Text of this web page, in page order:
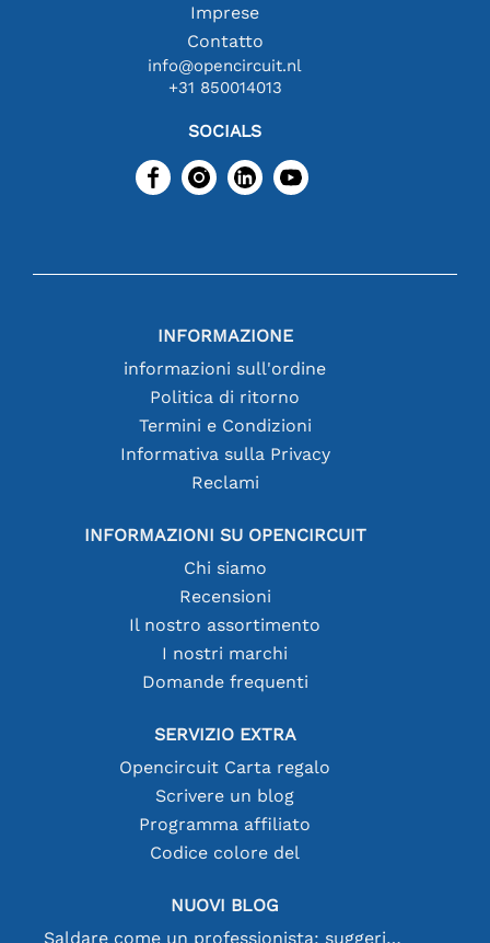
Imprese
Contatto
info@opencircuit.nl
+31 850014013
SOCIALS
INFORMAZIONE
informazioni sull'ordine
Politica di ritorno
Termini e Condizioni
Informativa sulla Privacy
Reclami
INFORMAZIONI SU OPENCIRCUIT
Chi siamo
Recensioni
Il nostro assortimento
I nostri marchi
Domande frequenti
SERVIZIO EXTRA
Opencircuit Carta regalo
Scrivere un blog
Programma affiliato
Codice colore del
NUOVI BLOG
Saldare come un professionista: suggerimenti per connessioni elettroniche perfette